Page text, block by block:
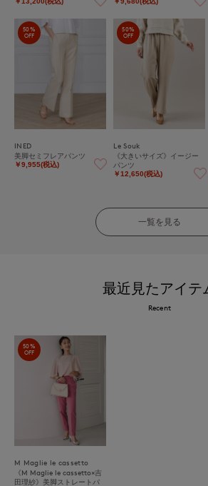
50%
OFF
INED
美脚セミフレアパンツ
￥9,955(税込)
50%
OFF
Le Souk
《大きいサイズ》イージー
パンツ
￥12,650(税込)
一覧を見る
最近見たアイテ
Recent
50%
OFF
M Maglie le cassetto
《M Maglie le cassetto×吉
田理紗》美脚ストレートパ